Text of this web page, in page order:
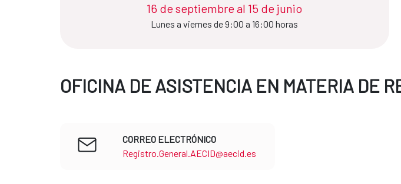
16 de septiembre al 15 de junio​​​​​​​
Lunes a viernes de 9:00 a 16:00 horas
OFICINA DE ASISTENCIA EN MATERIA DE
CORREO ELECTRÓNICO
Registro.General.AECID@aecid.es